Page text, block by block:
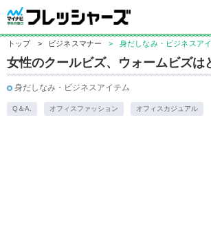
トップ > ビジネスマナー > 身だしなみ・ビジネスア
女性のクールビズ、ウォームビズは
身だしなみ・ビジネスアイテム
Q＆A. オフィスファッション オフィスカジュアル